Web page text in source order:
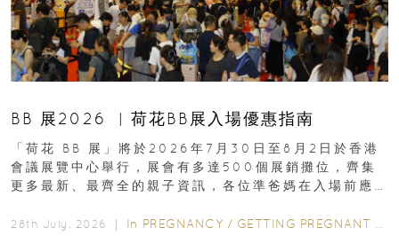
BB 展2026 ︳荷花BB展入場優惠指南
「荷花 BB 展」將於2026年7月30日至8月2日於香港
會議展覽中心舉行，展會有多達500個展銷攤位，齊集
更多最新、最齊全的親子資訊，各位準爸媽在入場前應
28th July, 2026 ｜ In PREGNANCY / GETTING PREGNANT